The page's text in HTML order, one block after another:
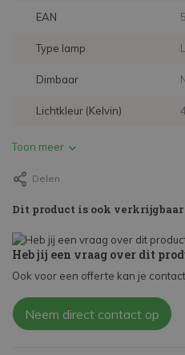
EAN
Type lamp
Dimbaar
Lichtkleur (Kelvin)
Toon meer
Delen
Dit product is ook
Heb jij een vraag over dit
Ook voor een offerte kan je
Neem direct contact op